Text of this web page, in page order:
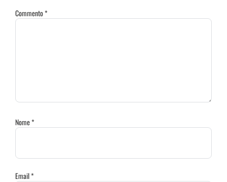
Commento*
Nome*
Email*